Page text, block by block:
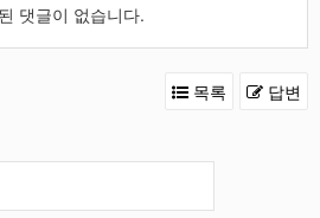
댓글이 없습니다.
목록 답변